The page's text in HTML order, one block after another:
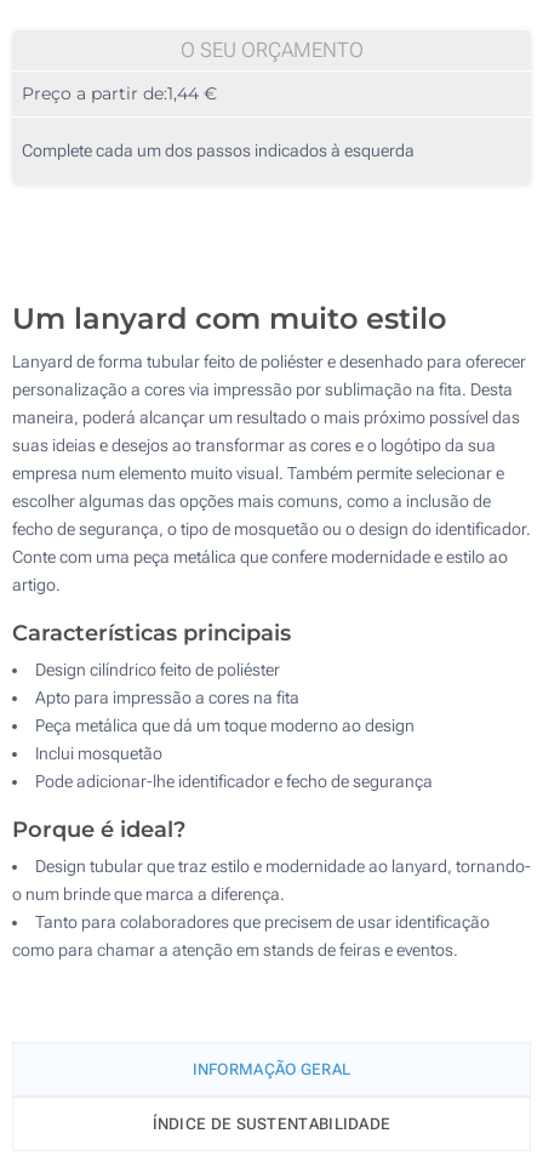
Com fivela
Mosquetão oval metálico
Mosquetão combinado
11.7 x 10 cm
9.3 x 12.6 cm
11.2 x 17.4 cm
6.7 x 9.1 cm
200
500
O SEU ORÇAMENTO
Preço a partir de:1,44 €
Complete cada um dos passos indicados à esquerda
Um lanyard com muito estilo
Lanyard de forma tubular feito de poliéster e desenhado para oferecer
personalização a cores via impressão por sublimação na fita. Desta
maneira, poderá alcançar um resultado o mais próximo possível das
suas ideias e desejos ao transformar as cores e o logótipo da sua
empresa num elemento muito visual. Também permite selecionar e
escolher algumas das opções mais comuns, como a inclusão de
fecho de segurança, o tipo de mosquetão ou o design do identificador.
Conte com uma peça metálica que confere modernidade e estilo ao
artigo.
Características principais
Design cilíndrico feito de poliéster
Apto para impressão a cores na fita
Peça metálica que dá um toque moderno ao design
Inclui mosquetão
Pode adicionar-lhe identificador e fecho de segurança
Porque é ideal?
Design tubular que traz estilo e modernidade ao lanyard, tornando-
o num brinde que marca a diferença.
Tanto para colaboradores que precisem de usar identificação
como para chamar a atenção em stands de feiras e eventos.
INFORMAÇÃO GERAL
ÍNDICE DE SUSTENTABILIDADE